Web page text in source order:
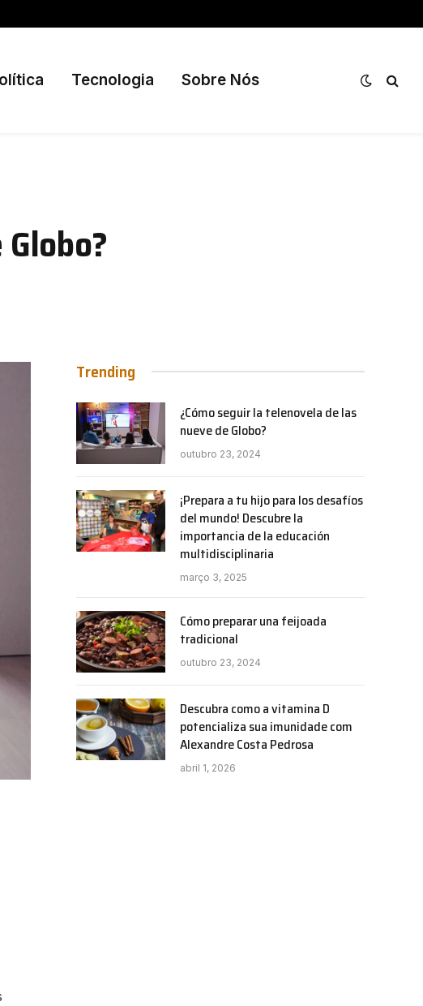
Tecnologia Sobre Nós
Trending
¿Cómo seguir la telenovela de las
nueve de Globo?
outubro 23, 2024
¡Prepara a tu hijo para los desafíos
del mundo! Descubre la
importancia de la educación
multidisciplinaria
março 3, 2025
Cómo preparar una feijoada
tradicional
outubro 23, 2024
Descubra como a vitamina D
potencializa sua imunidade com
Alexandre Costa Pedrosa
abril 1, 2026